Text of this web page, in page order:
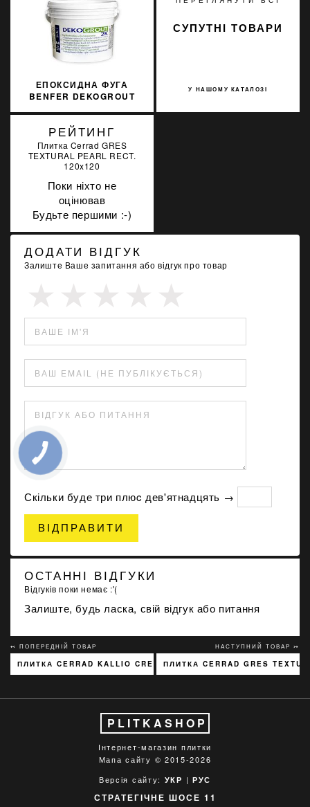
ЕПОКСИДНА ФУГА
BENFER DEKOGROUT
У НАШОМУ КАТАЛОЗІ
СУПУТНІ ТОВАРИ
РЕЙТИНГ
Плитка Cerrad GRES
TEXTURAL PEARL RECT.
120x120
Поки ніхто не
оцінював
Будьте першими :-)
ДОДАТИ ВІДГУК
Залиште Ваше запитання або відгук про товар
ВАШЕ ІМ'Я
ВАШ EMAIL (НЕ ПУБЛІКУЄТЬСЯ)
ВІДГУК АБО ПИТАННЯ
Скільки буде три плюc дев'ятнадцять →
ВІДПРАВИТИ
ОСТАННІ ВІДГУКИ
Відгуків поки немає :'(
Залиште, будь ласка, свій відгук або питання
↢ ПОПЕРЕДНІЙ ТОВАР
ПЛИТКА CERRAD KALLIO CREAM 3768 15X45
НАСТУПНИЙ ТОВАР ↣
ПЛИТКА CERRAD GRES
PLITKASHOP
Інтернет-магазин плитки
Мапа сайту © 2015-2026
Версія сайту: УКР | РУС
СТРАТЕГІЧНЕ ШОСЕ 11